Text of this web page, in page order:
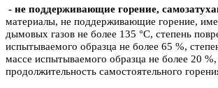
- не поддерживающие горение,
материалы, не поддерживающие горение,
дымовых газов не более 135 °C, степень
испытываемого образца не более 65 %,
массе испытываемого образца не более 20 %,
продолжительность самостоятельного